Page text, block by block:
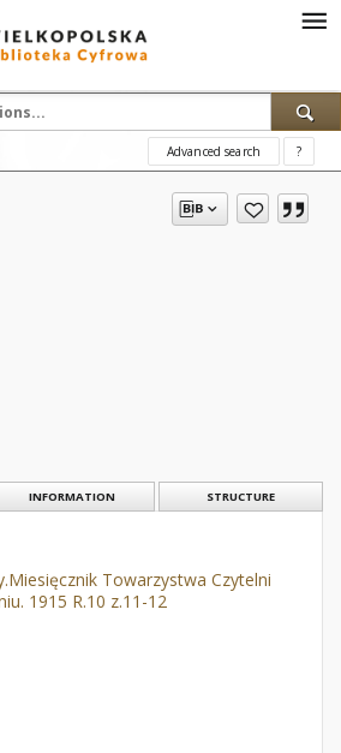
Advanced search ?
INFORMATION STRUCTURE
Towarzystwa Czytelni
1915 R.10 z.11-12